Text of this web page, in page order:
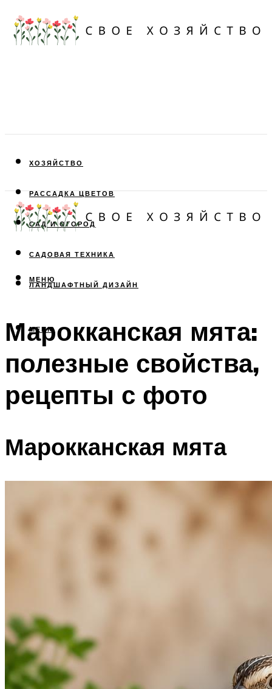
ХОЗЯЙСТВО
РАССАДКА ЦВЕТОВ
САД И ОГОРОД
САДОВАЯ ТЕХНИКА
ЛАНДШАФТНЫЙ ДИЗАЙН
МЕНЮ
МЕНЮ
Марокканская мята:
полезные свойства,
рецепты с фото
Марокканская мята